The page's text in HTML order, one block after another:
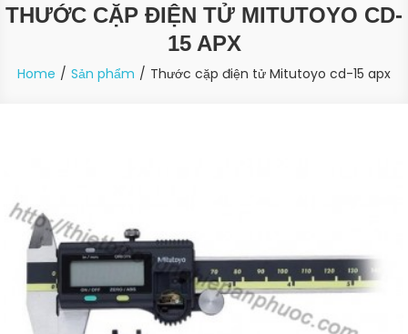
THƯỚC CẶP ĐIỆN TỬ MITUTOYO CD-
15 APX
Home Sản phẩm Thước cặp điện tử Mitutoyo cd-15 apx